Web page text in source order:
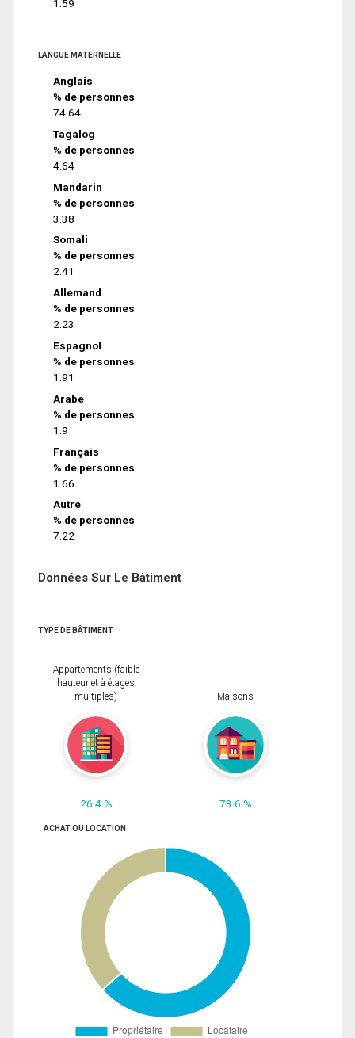
1.59
LANGUE MATERNELLE
Anglais
% de personnes
74.64
Tagalog
% de personnes
4.64
Mandarin
% de personnes
3.38
Somali
% de personnes
2.41
Allemand
% de personnes
2.23
Espagnol
% de personnes
1.91
Arabe
% de personnes
1.9
Français
% de personnes
1.66
Autre
% de personnes
7.22
Données Sur Le Bâtiment
TYPE DE BÂTIMENT
Appartements (faible
hauteur et à étages
multiples)
26.4 %
Maisons
73.6 %
ACHAT OU LOCATION